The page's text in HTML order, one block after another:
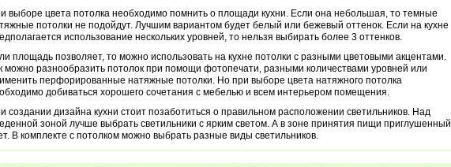
выборе цвета потолка необходимо помнить о площади кухни. Если она небольшая, то темные
потолки не подойдут. Лучшим вариантом будет белый или бежевый оттенок. Если на кухне
использование нескольких уровней, то нельзя выбирать более 3 оттенков.
площадь позволяет, то можно использовать на кухне потолки с разными цветовыми акцентами.
можно разнообразить потолок при помощи фотопечати, разными количествами уровней или
перфорированные натяжные потолки. Но при выборе цвета натяжного потолка
добиваться хорошего сочетания с мебелью и всем интерьером помещения.
создании дизайна кухни стоит позаботиться о правильном расположении светильников. Над
зоной лучше выбрать светильники с ярким светом. А в зоне принятия пищи приглушенный
В комплекте с потолком можно выбрать разные виды светильников.